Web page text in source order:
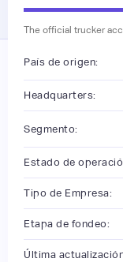
The official trucker
País de origen:
Headquarters:
Segmento:
Estado de
Tipo de Empresa:
Etapa de fondeo:
Última